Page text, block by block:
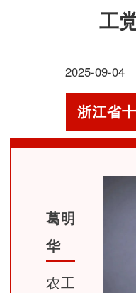
工
2025-09-04
浙江省
葛明
华
农工